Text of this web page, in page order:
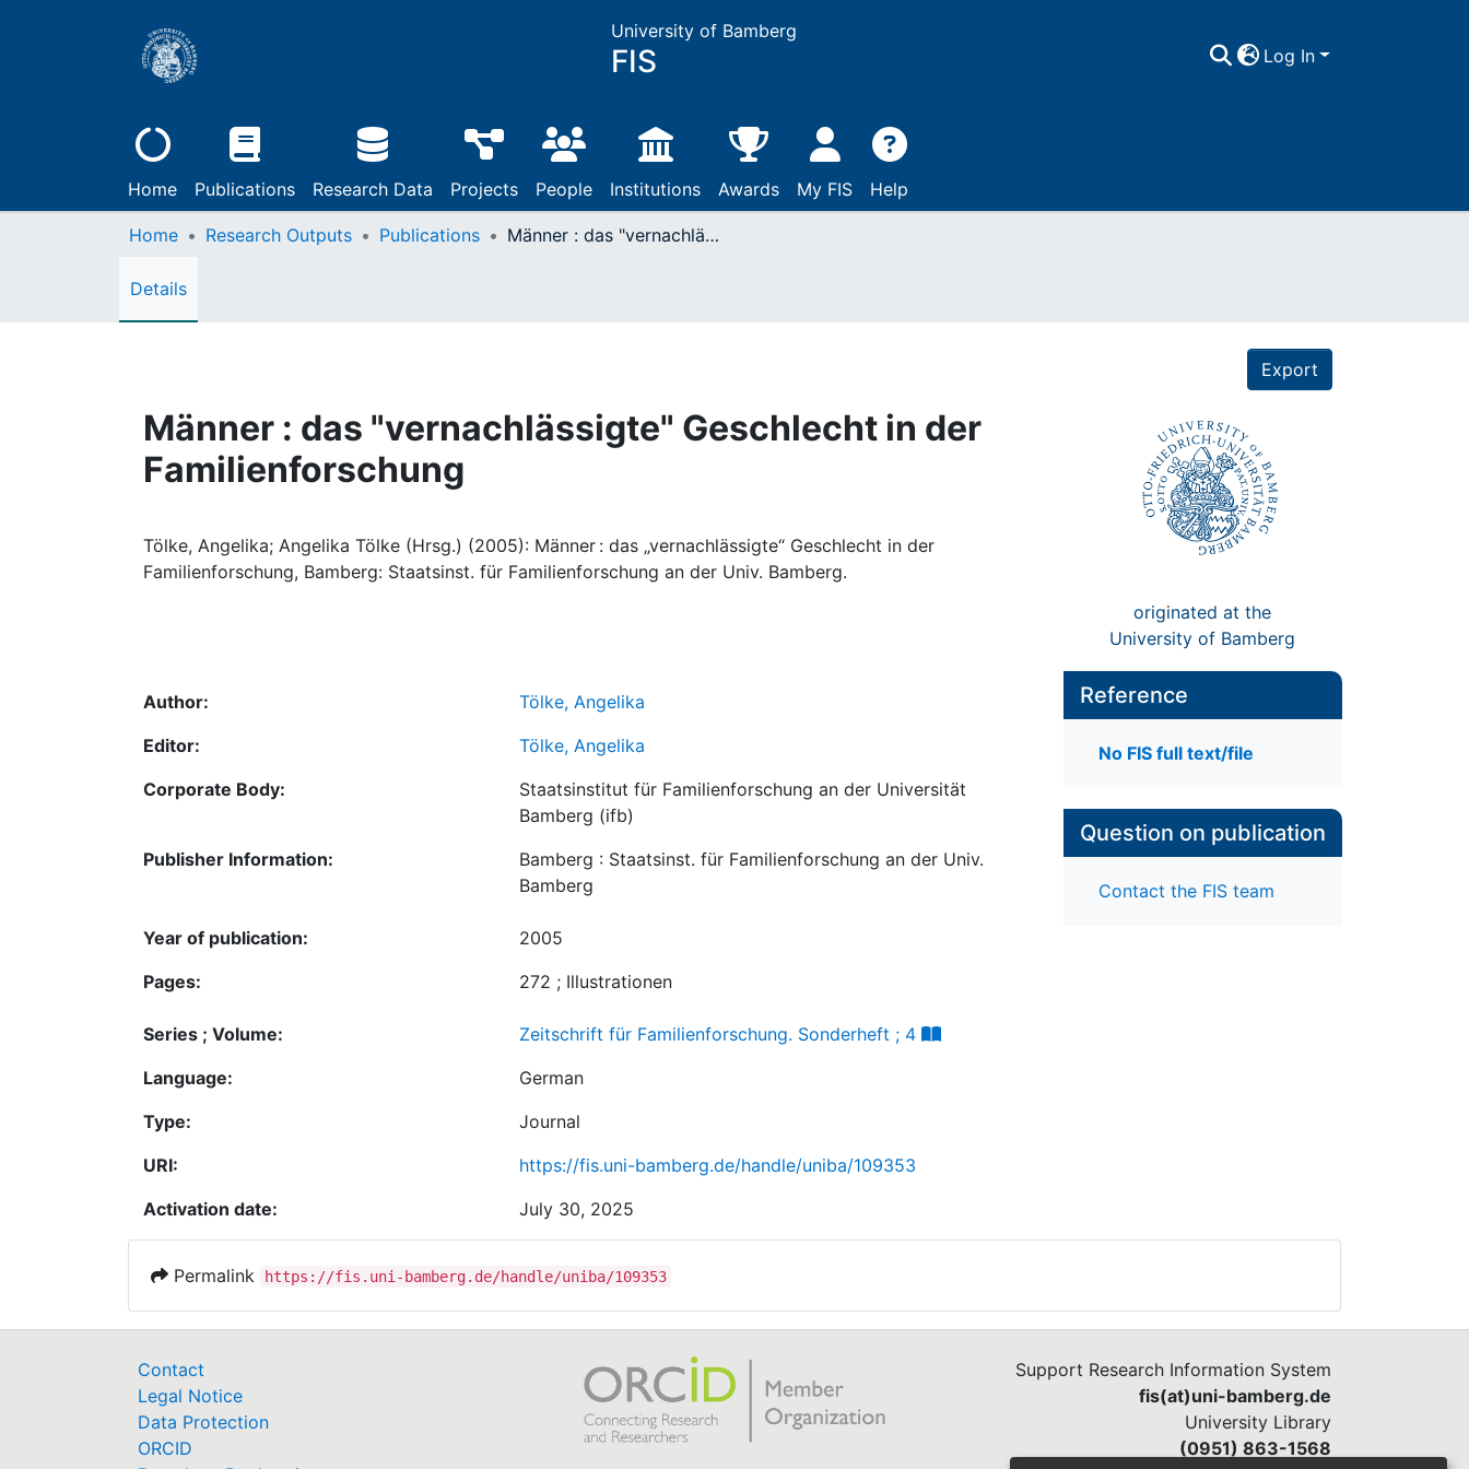
University of Bamberg
FIS Log In
Home Publications Research Data Projects People Institutions Awards My FIS Help
Home Research Outputs Publications Männer : das "vernachlässigte" Geschlecht in der Familienforschung
Details
Export
Männer : das "vernachlässigte" Geschlecht in der
Familienforschung
Tölke, Angelika; Angelika Tölke (Hrsg.) (2005): Männer : das „vernachlässigte“ Geschlecht in der
Familienforschung, Bamberg: Staatsinst. für Familienforschung an der Univ. Bamberg.
originated at the
University of Bamberg
Author:
Tölke, Angelika
Editor:
Tölke, Angelika
Corporate Body:
Staatsinstitut für Familienforschung an der Universität
Bamberg (ifb)
Publisher Information:
Bamberg : Staatsinst. für Familienforschung an der Univ.
Bamberg
Year of publication:
2005
Pages:
272 ; Illustrationen
Series ; Volume:
Zeitschrift für Familienforschung. Sonderheft ; 4
Language:
German
Type:
Journal
URI:
https://fis.uni-bamberg.de/handle/uniba/109353
Activation date:
July 30, 2025
Reference
No FIS full text/file
Question on publication
Contact the FIS team
Permalink https://fis.uni-bamberg.de/handle/uniba/109353
Contact
Legal Notice
Data Protection
ORCID
Support Research Information System
fis(at)uni-bamberg.de
University Library
(0951) 863-1568